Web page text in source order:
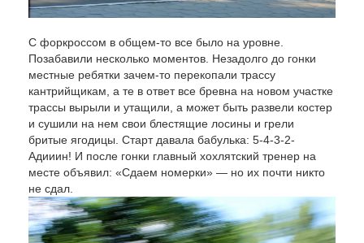
С форкроссом в общем-то все было на уровне.
Позабавили несколько моментов. Незадолго до гонки
местные ребятки зачем-то перекопали трассу
кантрийщикам, а те в ответ все бревна на новом участке
трассы вырыли и утащили, а может быть развели костер
и сушили на нем свои блестящие лосины и грели
бритые ягодицы. Старт давала бабулька: 5-4-3-2-
Адииин! И после гонки главный хохлятский тренер на
месте объявил: «Сдаем номерки» — но их почти никто
не сдал.